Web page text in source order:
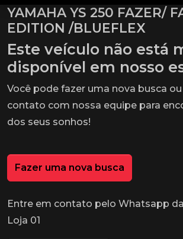
YAMAHA YS 250 FAZER/
EDITION /BLUEFLEX
Este veículo não está
disponível em nosso
Você pode fazer uma nova busca
contato com nossa equipe para
dos seus sonhos!
Fazer uma nova busca
Entre em contato pelo Whatsapp
Loja 01